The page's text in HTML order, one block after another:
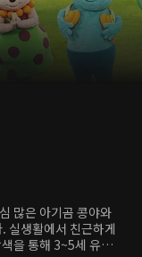
많은 아기곰 콩야와
실생활에서 친근하게
을 통해 3~5세 유아들